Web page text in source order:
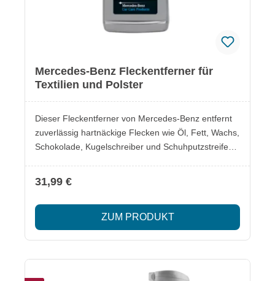
Mercedes-Benz Fleckentferner für
Textilien und Polster
Dieser Fleckentferner von Mercedes-Benz entfernt
zuverlässig hartnäckige Flecken wie Öl, Fett, Wachs,
Schokolade, Kugelschreiber und Schuhputzstreifen.
Lieferumfang: 1 x Fleckentferner 250 ml
Besonderheiten: Entfernt verschiedene Arten von
Textilien, Polster und Schonbezüge
entzündbar H304: Kann bei Verschlucken und
Eindringen in die Atemwege tödlich sein H336: Kann
31,99 €
ZUM PRODUKT